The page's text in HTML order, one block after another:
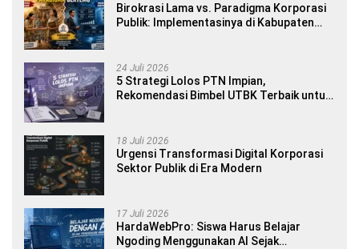
Birokrasi Lama vs. Paradigma Korporasi
Publik: Implementasinya di Kabupaten
24 Juli 2026
5 Strategi Lolos PTN Impian,
Rekomendasi Bimbel UTBK Terbaik untuk
18 Juli 2026
Urgensi Transformasi Digital Korporasi
Sektor Publik di Era Modern
17 Juli 2026
HardaWebPro: Siswa Harus Belajar
Ngoding Menggunakan AI Sejak